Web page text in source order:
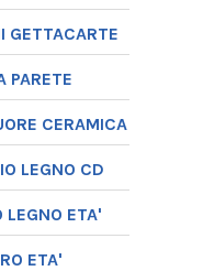
GETTACARTE
PARETE
CERAMICA
LEGNO CD
LEGNO ETA'
ETA'